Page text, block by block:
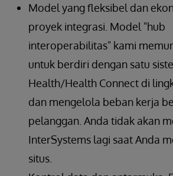
Model yang fleksibel dan
proyek integrasi. Model "hub
interoperabilitas" kami
untuk berdiri dengan satu
Health/Health Connect di
dan mengelola beban kerja
pelanggan. Anda tidak akan
InterSystems lagi saat Anda
situs.